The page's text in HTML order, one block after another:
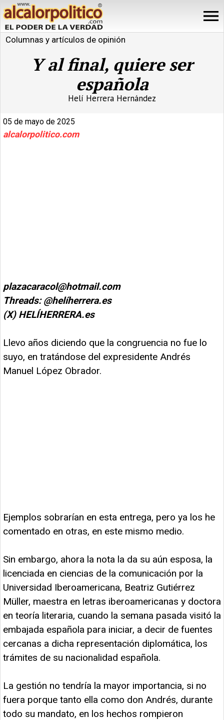
Columnas y artículos de opinión
Y al final, quiere ser
española
Helí Herrera Hernández
05 de mayo de 2025
alcalorpolitico.com
plazacaracol@hotmail.com
Threads: @helíherrera.es
(X) HELÍHERRERA.es
Llevo años diciendo que la congruencia no fue lo
suyo, en tratándose del expresidente Andrés
Manuel López Obrador.
Ejemplos sobrarían en esta entrega, pero ya los he
comentado en otras, en este mismo medio.
Sin embargo, ahora la nota la da su aún esposa, la
licenciada en ciencias de la comunicación por la
Universidad Iberoamericana, Beatriz Gutiérrez
Müller, maestra en letras iberoamericanas y doctora
en teoría literaria, cuando la semana pasada visitó la
embajada española para iniciar, a decir de fuentes
cercanas a dicha representación diplomática, los
trámites de su nacionalidad española.
La gestión no tendría la mayor importancia, si no
fuera porque tanto ella como don Andrés, durante
todo su mandato, en los hechos rompieron